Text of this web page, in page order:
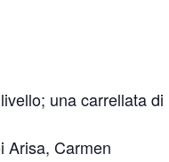
una carrellata di
Arisa, Carmen